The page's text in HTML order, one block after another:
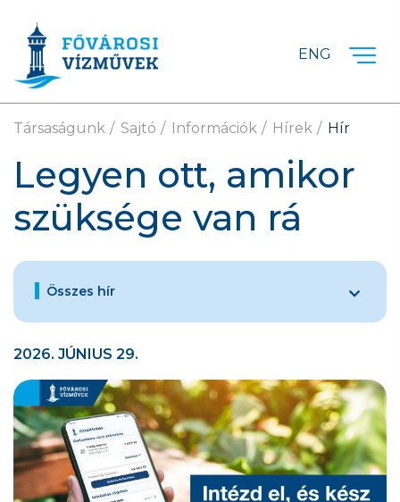
ENG
Társaságunk Sajtó Információk Hírek Hír
Legyen ott, amikor
szüksége van rá
Összes hír
2026. JÚNIUS 29.